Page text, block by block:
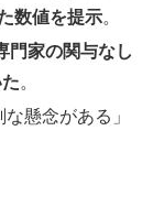
数値を提示。
門家の関与なし
。
懸念がある」